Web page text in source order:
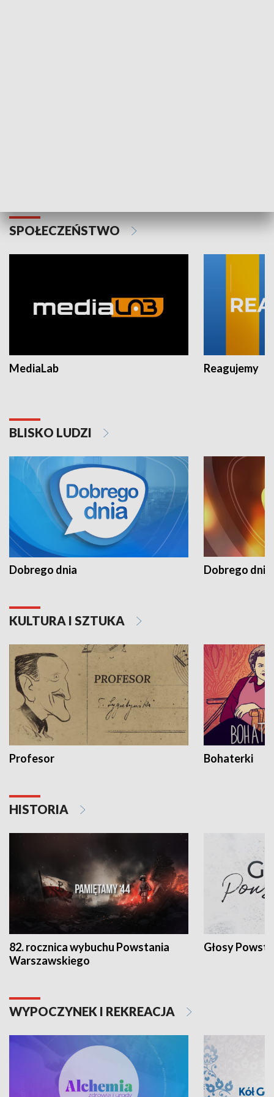
SPOŁECZEŃSTWO
MediaLab Reagujemy
BLISKO LUDZI
Dobrego dnia Dobrego dnia
KULTURA I SZTUKA
Profesor Bohaterki
HISTORIA
82. rocznica wybuchu Powstania
Warszawskiego
Głosy
WYPOCZYNEK I REKREACJA